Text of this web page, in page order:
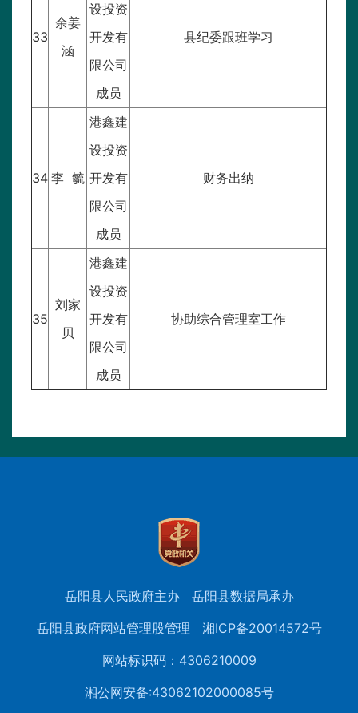
33
余姜
涵
设投资
开发有
限公司
成员
县纪委跟班学习
34 李 毓
港鑫建
设投资
开发有
限公司
成员
财务出纳
35
刘家
贝
港鑫建
设投资
开发有
限公司
成员
协助综合管理室工作
岳阳县人民政府主办
岳阳县数据局承办
岳阳县政府网站管理股管理
湘ICP备20014572号
网站标识码：4306210009
湘公网安备:43062102000085号